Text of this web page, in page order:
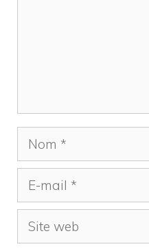
Nom
mail
Site
web